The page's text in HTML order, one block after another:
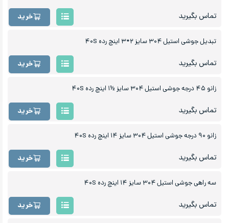
تماس بگیرید خرید
تبدیل جوشی استیل ۳۰۴ سایز ۲*۳ اینچ رده ۴۰S
تماس بگیرید خرید
زانو ۴۵ درجه جوشی استیل ۳۰۴ سایز ½۱ اینچ رده ۴۰S
تماس بگیرید خرید
زانو ۹۰ درجه جوشی استیل ۳۰۴ سایز ۱۴ اینچ رده ۴۰S
تماس بگیرید خرید
سه راهی جوشی استیل ۳۰۴ سایز ۱۴ اینچ رده ۴۰S
تماس بگیرید خرید